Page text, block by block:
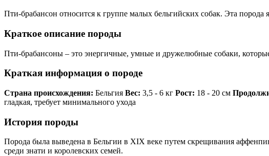
Пти-брабансон относится к группе малых бельгийских собак. Эта порода
Краткое описание породы
Пти-брабансоны – это энергичные, умные и дружелюбные собаки,
Краткая информация о породе
Страна происхождения: Бельгия Вес: 3,5 - 6 кг Рост: 18 - 20 см
гладкая, требует минимального ухода
История породы
Порода была выведена в Бельгии в XIX веке путем скрещивания
среди знати и королевских семей.